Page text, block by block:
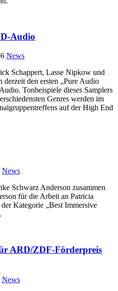
Audio
News
Schappert, Lasse Nipkow und
den ersten „Pure Audio
Tonbeispiele dieses Samplers
Genres werden im
auf der High End
News
Schwarz Anderson zusammen
für die Arbeit an Patricia
Kategorie „Best Immersive
ARD/ZDF-Förderpreis
News